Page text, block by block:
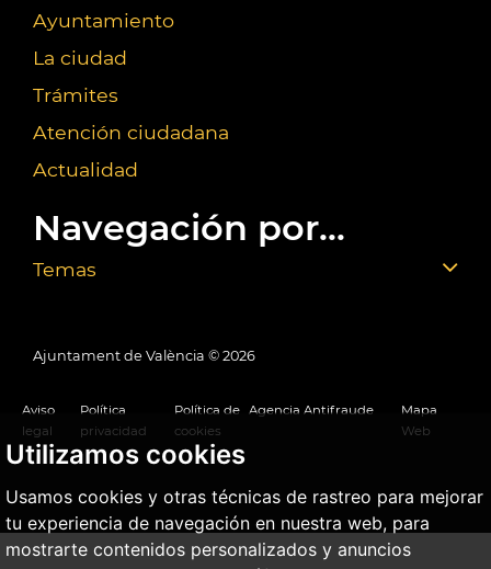
Utilizamos cookies
Usamos cookies y otras técnicas de rastreo para mejorar
tu experiencia de navegación en nuestra web, para
mostrarte contenidos personalizados y anuncios
Ayuntamiento
La ciudad
Trámites
Atención ciudadana
Actualidad
Navegación por...
Temas
Ajuntament de València © 2026
Aviso
legal
Política
privacidad
Política de
cookies
Agencia Antifraude
Mapa
Web